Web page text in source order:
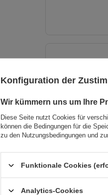
Konfiguration der
Wir kümmern uns um Ihre
Diese Seite nutzt Cookies für
können die Bedingungen für die
zu den Nutzungsbedingungen und
Funktionale Cookies
Analytics-Cookies